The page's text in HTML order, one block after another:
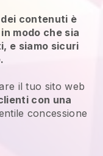
contenuti è
modo che sia
e siamo sicuri
il tuo sito web
con una
concessione